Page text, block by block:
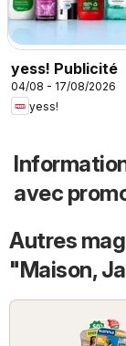
yess! Publicité
04/08 - 17/08/2026
yess!
avec
Autres
"Maison,